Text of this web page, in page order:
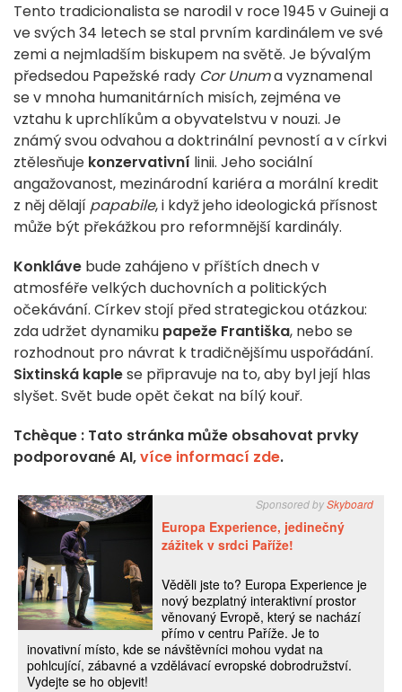
Tento tradicionalista se narodil v roce 1945 v Guineji a
ve svých 34 letech se stal prvním kardinálem ve své
zemi a nejmladším biskupem na světě. Je bývalým
předsedou Papežské rady Cor Unuma vyznamenal
se v mnoha humanitárních misích, zejména ve
vztahu k uprchlíkům a obyvatelstvu v nouzi. Je
známý svou odvahou a doktrinální pevností a v církvi
ztělesňuje konzervativní linii. Jeho sociální
angažovanost, mezinárodní kariéra a morální kredit
z něj dělají papabile, i když jeho ideologická přísnost
může být překážkou pro reformnější kardinály.
Konkláve bude zahájeno v příštích dnech v
atmosféře velkých duchovních a politických
očekávání. Církev stojí před strategickou otázkou:
zda udržet dynamiku papeže Františka, nebo se
rozhodnout pro návrat k tradičnějšímu uspořádání.
Sixtinská kaplese připravuje na to, aby byl její hlas
slyšet. Svět bude opět čekat na bílý kouř.
Tchèque : Tato stránka může obsahovat prvky
podporované AI,více informací zde.